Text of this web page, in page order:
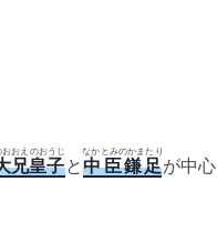
兄皇子
おおえのおうじ
と中臣鎌足
なかとみのかまたり
が中心